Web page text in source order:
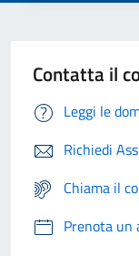
Contatta il
Leggi le
Richiedi
Chiama il
Prenota un